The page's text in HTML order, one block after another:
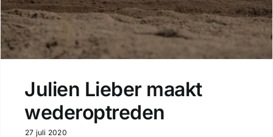
Julien Lieber maakt
wederoptreden
27 juli 2020